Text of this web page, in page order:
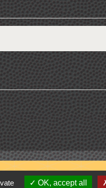
OK, accept all